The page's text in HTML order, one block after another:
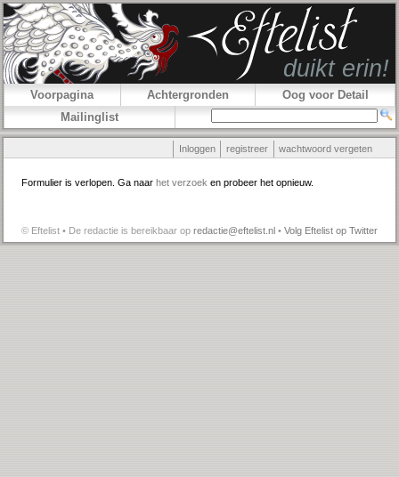
Voorpagina Achtergronden
Oog voor Detail
Mailinglist
Inloggen registreer wachtwoord vergeten
Formulier is verlopen. Ga naar het verzoek en probeer het opnieuw.
© Eftelist • De redactie is bereikbaar op redactie@eftelist.nl • Volg Eftelist op Twitter